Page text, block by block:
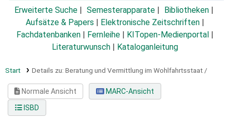
Erweiterte Suche Semesterapparate
Bibliotheken
Aufsätze & Papers
Elektronische Zeitschriften
Fachdatenbanken
Fernleihe KITopen-Medienportal
Literaturwunsch
Kataloganleitung
Start Details zu: Beratung und Vermittlung im Wohlfahrtsstaat /
Normale Ansicht
MARC-Ansicht
ISBD